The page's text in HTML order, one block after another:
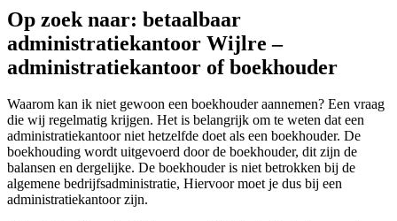
Op zoek naar: betaalbaar
administratiekantoor Wijlre –
administratiekantoor of boekhouder
Waarom kan ik niet gewoon een boekhouder aannemen? Een vraag
die wij regelmatig krijgen. Het is belangrijk om te weten dat een
administratiekantoor niet hetzelfde doet als een boekhouder. De
boekhouding wordt uitgevoerd door de boekhouder, dit zijn de
balansen en dergelijke. De boekhouder is niet betrokken bij de
algemene bedrijfsadministratie, Hiervoor moet je dus bij een
administratiekantoor zijn.